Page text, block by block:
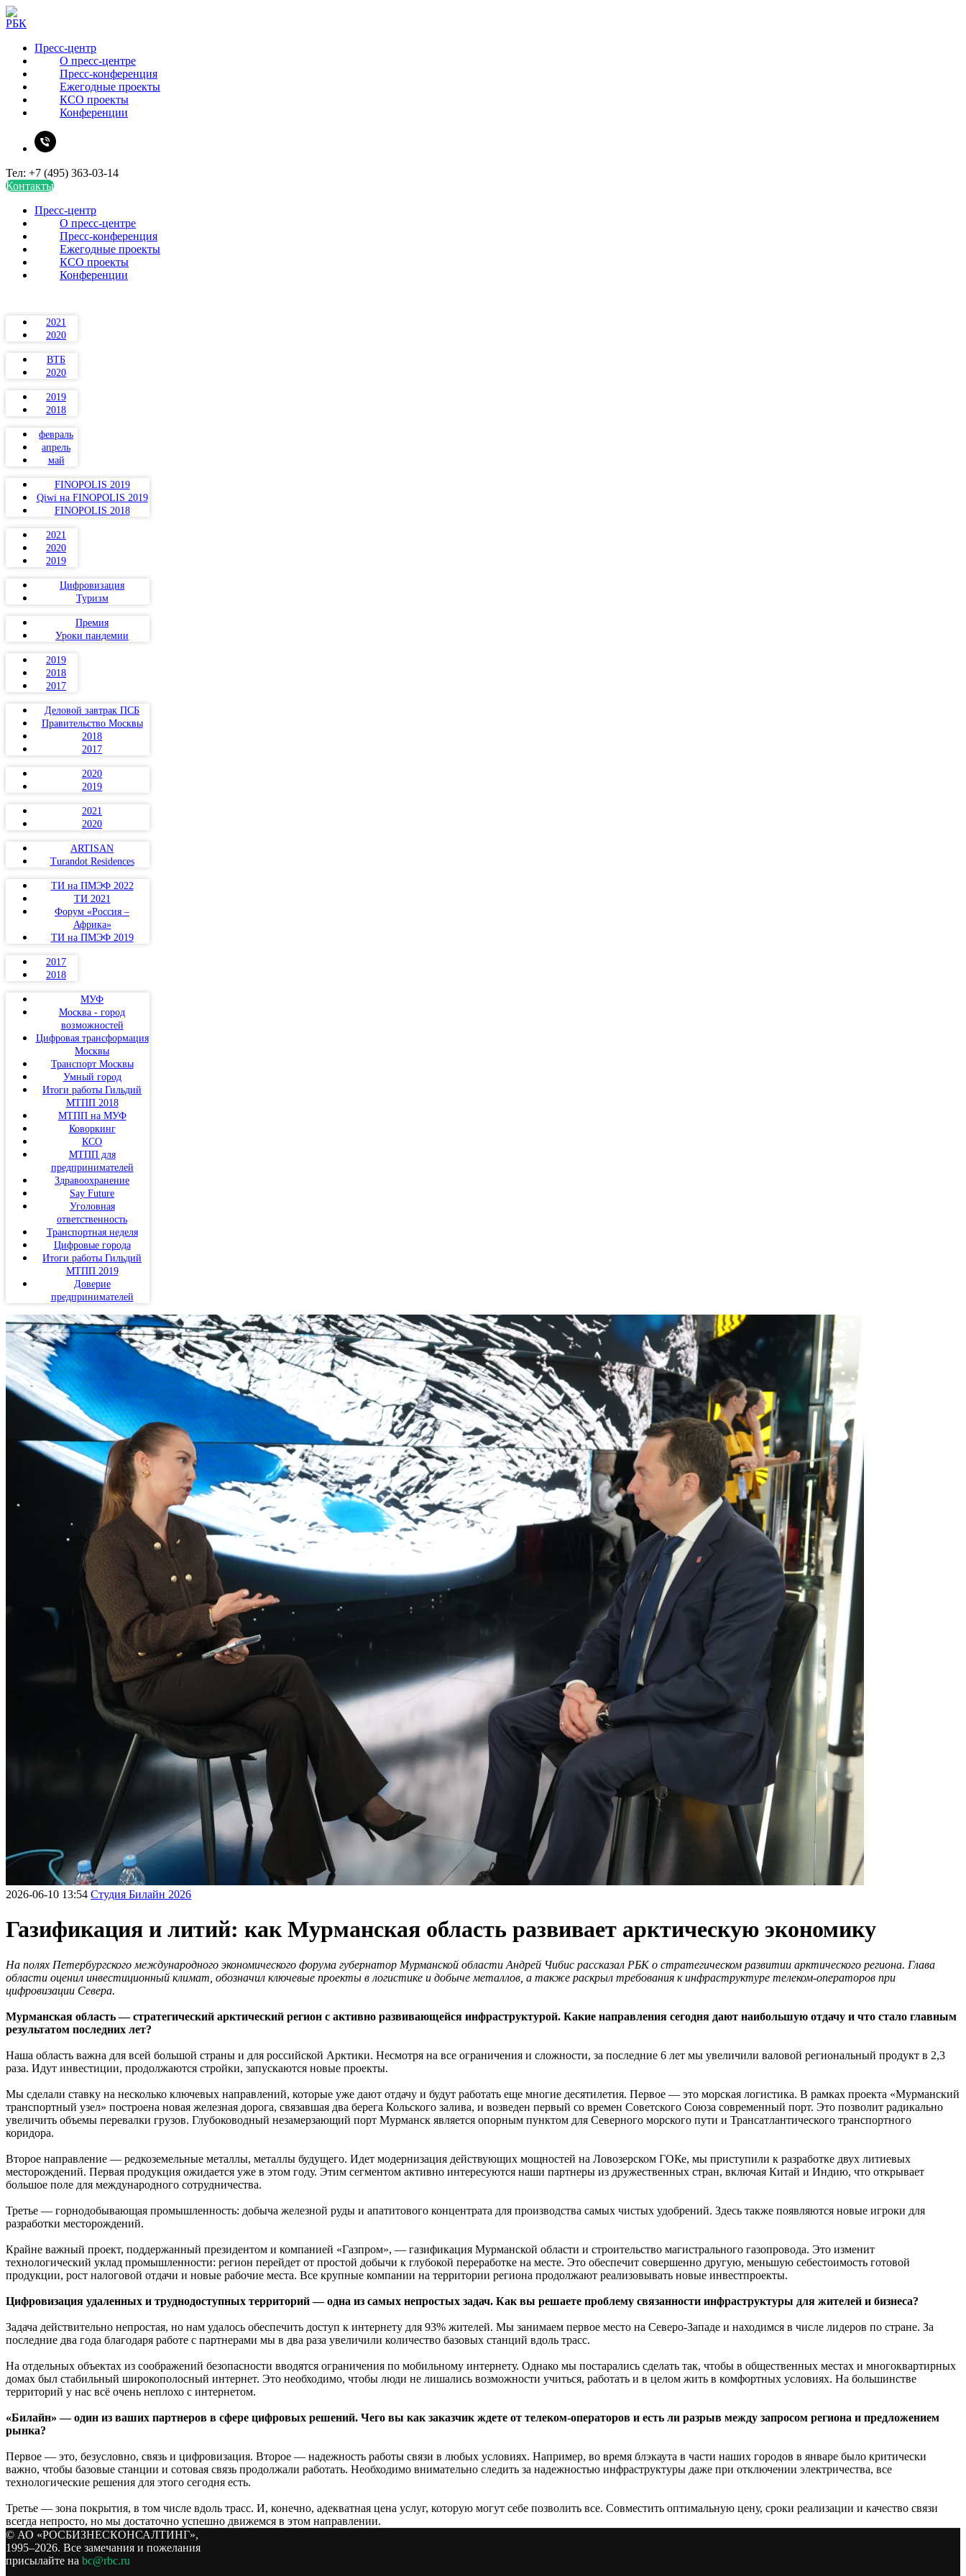
Пресс-центр
О пресс-центре
Пресс-конференция
Ежегодные проекты
КСО проекты
Конференции
Тел: +7 (495) 363-03-14
Контакты
Пресс-центр
О пресс-центре
Пресс-конференция
Ежегодные проекты
КСО проекты
Конференции
2021
2020
ВТБ
2020
2019
2018
февраль
апрель
май
FINOPOLIS 2019
Qiwi на FINOPOLIS 2019
FINOPOLIS 2018
2021
2020
2019
Цифровизация
Туризм
Премия
Уроки пандемии
2019
2018
2017
Деловой завтрак ПСБ
Правительство Москвы
2018
2017
2020
2019
2021
2020
ARTISAN
Turandot Residences
ТИ на ПМЭФ 2022
ТИ 2021
Форум «Россия –
Африка»
ТИ на ПМЭФ 2019
2017
2018
МУФ
Москва - город
возможностей
Цифровая трансформация
Москвы
Транспорт Москвы
Умный город
Итоги работы Гильдий
МТПП 2018
МТПП на МУФ
Коворкинг
КСО
МТПП для
предпринимателей
Здравоохранение
Say Future
Уголовная
ответственность
Транспортная неделя
Цифровые города
Итоги работы Гильдий
МТПП 2019
Доверие
предпринимателей
2026-06-10 13:54 Студия Билайн 2026
Газификация и литий: как Мурманская область развивает арктическую экономику
На полях Петербургского международного экономического форума губернатор Мурманской области Андрей Чибис рассказал РБК о стратегическом развитии арктического региона. Глава
области оценил инвестиционный климат, обозначил ключевые проекты в логистике и добыче металлов, а также раскрыл требования к инфраструктуре телеком-операторов при
цифровизации Севера.
Мурманская область — стратегический арктический регион с активно развивающейся инфраструктурой. Какие направления сегодня дают наибольшую отдачу и что стало главным
результатом последних лет?
Наша область важна для всей большой страны и для российской Арктики. Несмотря на все ограничения и сложности, за последние 6 лет мы увеличили валовой региональный продукт в 2,3
раза. Идут инвестиции, продолжаются стройки, запускаются новые проекты.
Мы сделали ставку на несколько ключевых направлений, которые уже дают отдачу и будут работать еще многие десятилетия. Первое — это морская логистика. В рамках проекта «Мурманский
транспортный узел» построена новая железная дорога, связавшая два берега Кольского залива, и возведен первый со времен Советского Союза современный порт. Это позволит радикально
увеличить объемы перевалки грузов. Глубоководный незамерзающий порт Мурманск является опорным пунктом для Северного морского пути и Трансатлантического транспортного
коридора.
Второе направление — редкоземельные металлы, металлы будущего. Идет модернизация действующих мощностей на Ловозерском ГОКе, мы приступили к разработке двух литиевых
месторождений. Первая продукция ожидается уже в этом году. Этим сегментом активно интересуются наши партнеры из дружественных стран, включая Китай и Индию, что открывает
большое поле для международного сотрудничества.
Третье — горнодобывающая промышленность: добыча железной руды и апатитового концентрата для производства самых чистых удобрений. Здесь также появляются новые игроки для
разработки месторождений.
Крайне важный проект, поддержанный президентом и компанией «Газпром», — газификация Мурманской области и строительство магистрального газопровода. Это изменит
технологический уклад промышленности: регион перейдет от простой добычи к глубокой переработке на месте. Это обеспечит совершенно другую, меньшую себестоимость готовой
продукции, рост налоговой отдачи и новые рабочие места. Все крупные компании на территории региона продолжают реализовывать новые инвестпроекты.
Цифровизация удаленных и труднодоступных территорий — одна из самых непростых задач. Как вы решаете проблему связанности инфраструктуры для жителей и бизнеса?
Задача действительно непростая, но нам удалось обеспечить доступ к интернету для 93% жителей. Мы занимаем первое место на Северо-Западе и находимся в числе лидеров по стране. За
последние два года благодаря работе с партнерами мы в два раза увеличили количество базовых станций вдоль трасс.
На отдельных объектах из соображений безопасности вводятся ограничения по мобильному интернету. Однако мы постарались сделать так, чтобы в общественных местах и многоквартирных
домах был стабильный широкополосный интернет. Это необходимо, чтобы люди не лишались возможности учиться, работать и в целом жить в комфортных условиях. На большинстве
территорий у нас всё очень неплохо с интернетом.
«Билайн» — один из ваших партнеров в сфере цифровых решений. Чего вы как заказчик ждете от телеком-операторов и есть ли разрыв между запросом региона и предложением
рынка?
Первое — это, безусловно, связь и цифровизация. Второе — надежность работы связи в любых условиях. Например, во время блэкаута в части наших городов в январе было критически
важно, чтобы базовые станции и сотовая связь продолжали работать. Необходимо внимательно следить за надежностью инфраструктуры даже при отключении электричества, все
технологические решения для этого сегодня есть.
Третье — зона покрытия, в том числе вдоль трасс. И, конечно, адекватная цена услуг, которую могут себе позволить все. Совместить оптимальную цену, сроки реализации и качество связи
всегда непросто, но мы достаточно успешно движемся в этом направлении.
© АО «РОСБИЗНЕСКОНСАЛТИНГ»,
1995–2026. Все замечания и пожелания
присылайте на bc@rbc.ru